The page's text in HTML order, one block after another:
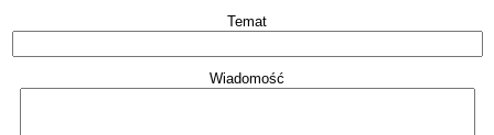
Temat
Wiadomość